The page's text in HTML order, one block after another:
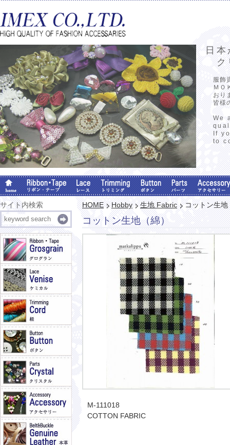
日
ク
服飾
ＭＯ
おり
皆様
We
If
to
サイト内検索 HOME Hobby 生地 Fabric コットン生地
コットン生地（綿）
M-111018
COTTON FABRIC